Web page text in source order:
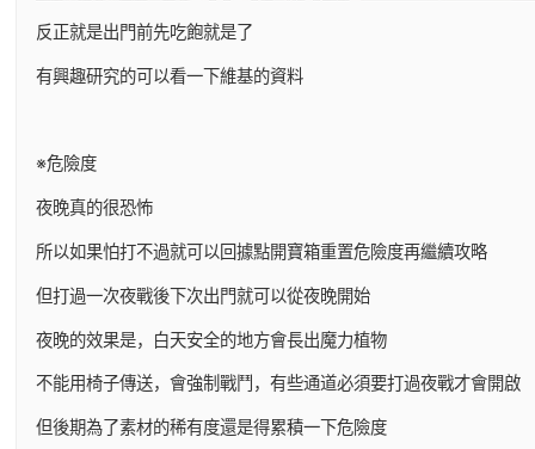
反正就是出門前先吃飽就是了
有興趣研究的可以看一下維基的資料
※危險度
夜晚真的很恐怖
所以如果怕打不過就可以回據點開寶箱重置危險度再繼續攻略
但打過一次夜戰後下次出門就可以從夜晚開始
夜晚的效果是，白天安全的地方會長出魔力植物
不能用椅子傳送，會強制戰鬥，有些通道必須要打過夜戰才會開啟
但後期為了素材的稀有度還是得累積一下危險度